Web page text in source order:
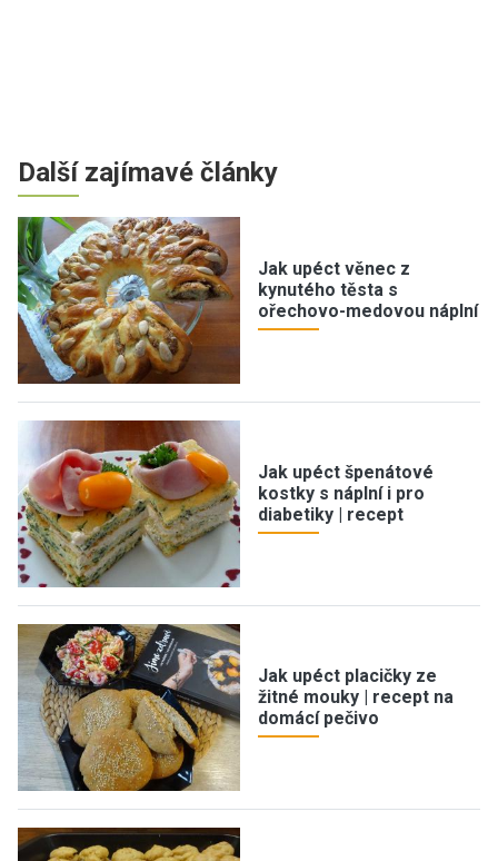
Další zajímavé články
Jak upéct věnec z
kynutého těsta s
ořechovo-medovou náplní
Jak upéct špenátové
kostky s náplní i pro
diabetiky | recept
Jak upéct placičky ze
žitné mouky | recept na
domácí pečivo